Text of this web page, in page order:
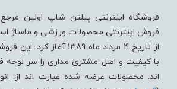
فروشگاه اینترنتی پیلتن شاپ اولین
فروش اینترنتی محصولات ورزشی و ماساژ
از تاریخ 4 مرداد ماه 1389
با کیفیت و اصل مشتری مداری را سر لوحه
اند. محصولات عرضه شده عبارت اند از: